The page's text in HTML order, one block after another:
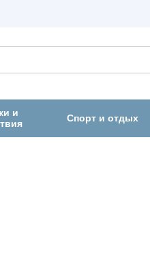
и
Спорт и отдых